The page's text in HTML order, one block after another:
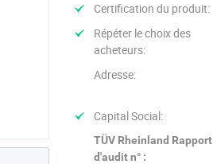
Certification du produit:
Répéter le choix des
acheteurs:
Adresse:
Capital Social:
TÜV Rheinland Rapport
d'audit n° :